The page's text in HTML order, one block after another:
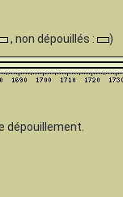
, non dépouillés : )
dépouillement.